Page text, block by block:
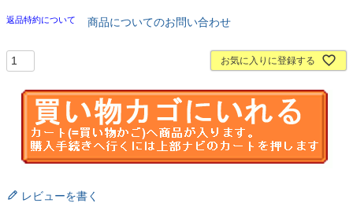
返品特約について 商品についてのお問い合わせ
お気に入りに登録する
レビューを書く